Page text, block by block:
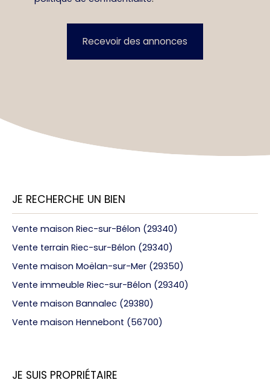
Recevoir des annonces
JE RECHERCHE UN BIEN
Vente maison Riec-sur-Bélon (29340)
Vente terrain Riec-sur-Bélon (29340)
Vente maison Moëlan-sur-Mer (29350)
Vente immeuble Riec-sur-Bélon (29340)
Vente maison Bannalec (29380)
Vente maison Hennebont (56700)
JE SUIS PROPRIÉTAIRE